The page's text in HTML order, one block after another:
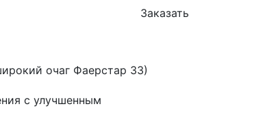
Заказать
очаг Фаерстар 33)
с улучшенным